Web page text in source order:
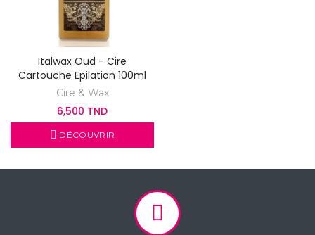
Italwax Oud - Cire
Cartouche Epilation 100ml
Cire & Wax
6,500 TND
DÉCOUVRIR